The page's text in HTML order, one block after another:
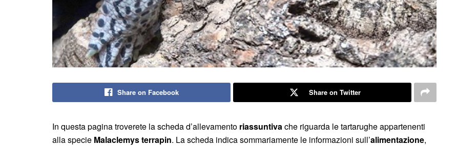
Share on Facebook Share on Twitter
In questa pagina troverete la scheda d’allevamento riassuntiva che riguarda le tartarughe appartenenti
alla specie Malaclemys terrapin. La scheda indica sommariamente le informazioni sull’alimentazione,